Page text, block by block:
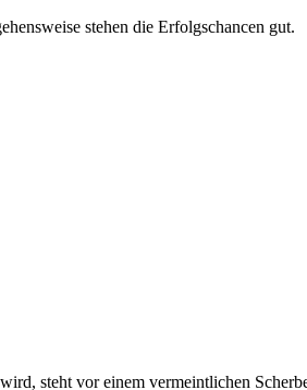
stehen die Erfolgschancen gut.
steht vor einem vermeintlichen